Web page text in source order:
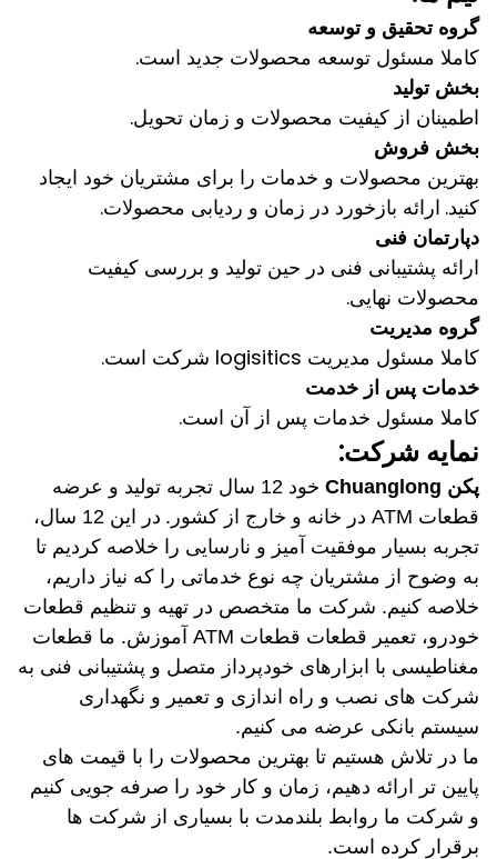
گروه تحقیق و توسعه
کاملا مسئول توسعه محصولات جدید است.
بخش تولید
اطمینان از کیفیت محصولات و زمان تحویل.
بخش فروش
بهترین محصولات و خدمات را برای مشتریان خود ایجاد
کنید. ارائه بازخورد در زمان و ردیابی محصولات.
دپارتمان فنی
ارائه پشتیبانی فنی در حین تولید و بررسی کیفیت
محصولات نهایی.
گروه مدیریت
کاملا مسئول مدیریت logisitics شرکت است.
خدمات پس از خدمت
کاملا مسئول خدمات پس از آن است.
نمایه شرکت:
پکن Chuanglong
خود 12 سال تجربه تولید و عرضه
قطعات ATM در خانه و خارج از کشور.
در این 12 سال،
تجربه بسیار موفقیت آمیز و نارسایی را خلاصه کردیم تا
به وضوح از مشتریان چه نوع خدماتی را که نیاز داریم،
خلاصه کنیم. شرکت ما متخصص در تهیه و تنظیم قطعات
خودرو، تعمیر قطعات قطعات ATM آموزش. ما قطعات
مغناطیسی با ابزارهای خودپرداز متصل و پشتیبانی فنی به
شرکت های نصب و راه اندازی و تعمیر و نگهداری
سیستم بانکی عرضه می کنیم.
ما در تلاش هستیم تا بهترین محصولات را با قیمت های
پایین تر ارائه دهیم، زمان و کار خود را صرفه جویی کنیم
و شرکت ما روابط بلندمدت با بسیاری از شرکت ها
برقرار کرده است.